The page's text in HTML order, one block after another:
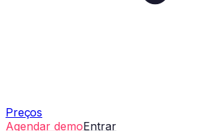
Preços
Agendar demoEntrar